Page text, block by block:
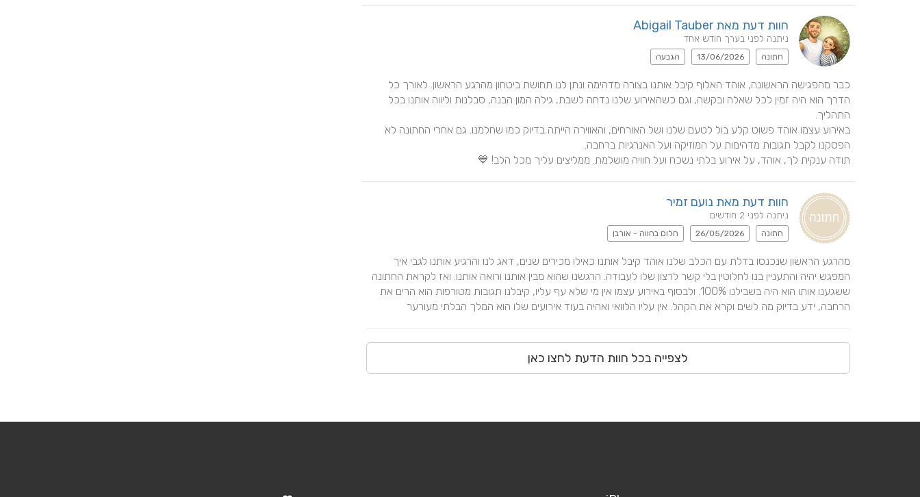
חוות דעת מאת Abigail Tauber
ניתנה לפני בערך חודש אחד
חתונה 13/06/2026 הגבעה
תודה ענקית לך, אוהד, על אירוע בלתי נשכח ועל חוויה מושלמת. ממליצים עליך מכל הלב! 💙
חוות דעת מאת נועם זמיר
ניתנה לפני 2 חודשים
חתונה 26/05/2026 חלום בחווה - אורבן
הרחבה, ידע בדיוק מה לשים וקרא את הקהל. אין עליו הלוואי ואהיה בעוד אירועים שלו הוא המלך הבלתי מעורער
לצפייה בכל חוות הדעת לחצו כאן